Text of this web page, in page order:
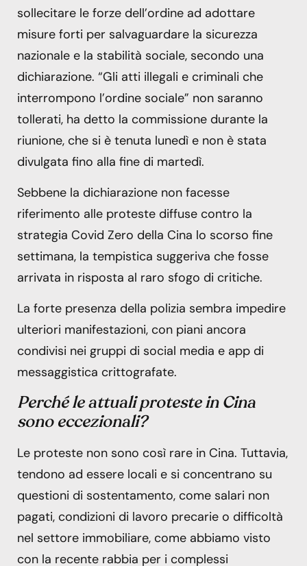
sollecitare le forze dell’ordine ad adottare
misure forti per salvaguardare la sicurezza
nazionale e la stabilità sociale, secondo una
dichiarazione. “Gli atti illegali e criminali che
interrompono l’ordine sociale” non saranno
tollerati, ha detto la commissione durante la
riunione, che si è tenuta lunedì e non è stata
divulgata fino alla fine di martedì.
Sebbene la dichiarazione non facesse
riferimento alle proteste diffuse contro la
strategia Covid Zero della Cina lo scorso fine
settimana, la tempistica suggeriva che fosse
arrivata in risposta al raro sfogo di critiche.
La forte presenza della polizia sembra impedire
ulteriori manifestazioni, con piani ancora
condivisi nei gruppi di social media e app di
messaggistica crittografate.
Perché le attuali proteste in Cina
sono eccezionali?
Le proteste non sono così rare in Cina. Tuttavia,
tendono ad essere locali e si concentrano su
questioni di sostentamento, come salari non
pagati, condizioni di lavoro precarie o difficoltà
nel settore immobiliare, come abbiamo visto
con la recente rabbia per i complessi